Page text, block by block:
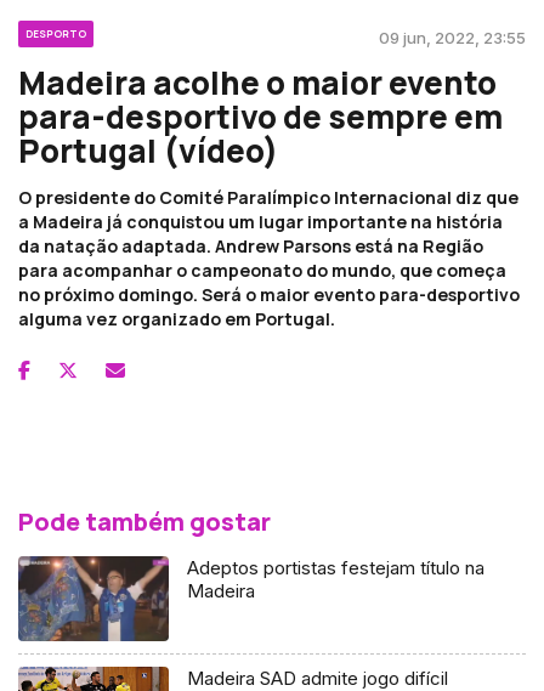
DESPORTO 09 jun, 2022, 23:55
Madeira acolhe o maior evento
para-desportivo de sempre em
Portugal (vídeo)
O presidente do Comité Paralímpico Internacional diz que
a Madeira já conquistou um lugar importante na história
da natação adaptada. Andrew Parsons está na Região
para acompanhar o campeonato do mundo, que começa
no próximo domingo. Será o maior evento para-desportivo
alguma vez organizado em Portugal.
Pode também gostar
Adeptos portistas festejam título na
Madeira
Madeira SAD admite jogo difícil